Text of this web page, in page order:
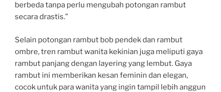
berbeda tanpa perlu mengubah potongan rambut
secara drastis.”
Selain potongan rambut bob pendek dan rambut
ombre, tren rambut wanita kekinian juga meliputi gaya
rambut panjang dengan layering yang lembut. Gaya
rambut ini memberikan kesan feminin dan elegan,
cocok untuk para wanita yang ingin tampil lebih anggun